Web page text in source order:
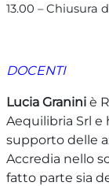
13.00 – Chiusura
DOCENTI
Lucia Granini è
Aequilibria Srl e
supporto delle
Accredia nello
fatto parte sia